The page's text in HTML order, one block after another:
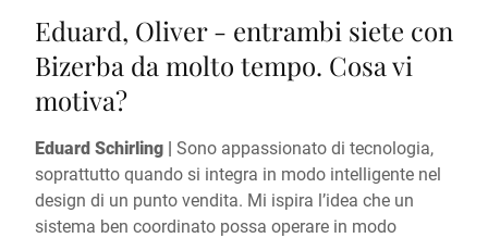
Eduard, Oliver - entrambi siete con
Bizerba da molto tempo. Cosa vi
motiva?
Eduard Schirling | Sono appassionato di tecnologia,
soprattutto quando si integra in modo intelligente nel
design di un punto vendita. Mi ispira l’idea che un
sistema ben coordinato possa operare in modo